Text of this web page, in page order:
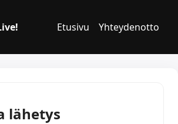
Etusivu Yhteydenotto
lähetys